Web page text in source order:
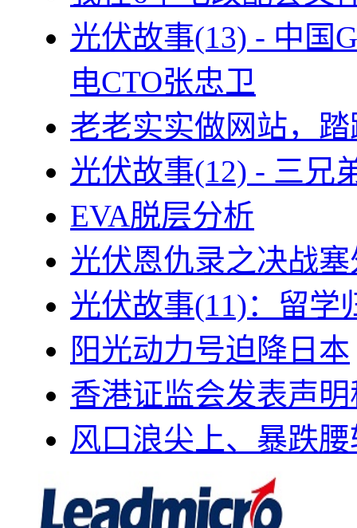
光伏故事(13) - 中国
电CTO张忠卫
老老实实做网站，
光伏故事(12) - 三兄
EVA脱层分析
光伏恩仇录之决战
光伏故事(11)：留学
阳光动力号迫降日本
香港证监会发表声
风口浪尖上、暴跌